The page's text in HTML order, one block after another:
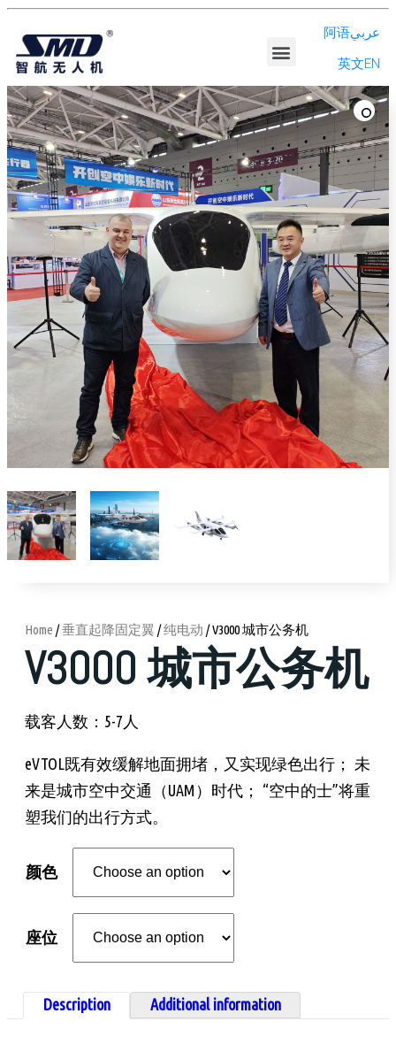
阿语عربي
英文EN
Home /垂直起降固定翼 /纯电动 / V3000 城市公务机
V3000 城市公务机
载客人数：5-7人
eVTOL既有效缓解地面拥堵，又实现绿色出行； 未
来是城市空中交通（UAM）时代； “空中的士”将重
塑我们的出行方式。
颜色
座位
Description Additional information